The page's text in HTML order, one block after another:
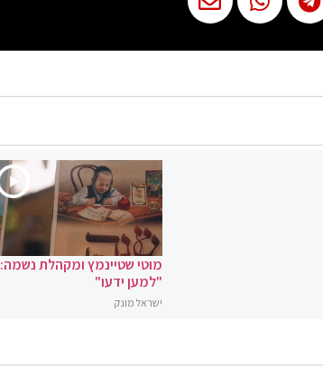
מוטי שטיינמץ ומקהלת נשמה:
"למען ידעו"
ישראל מונק